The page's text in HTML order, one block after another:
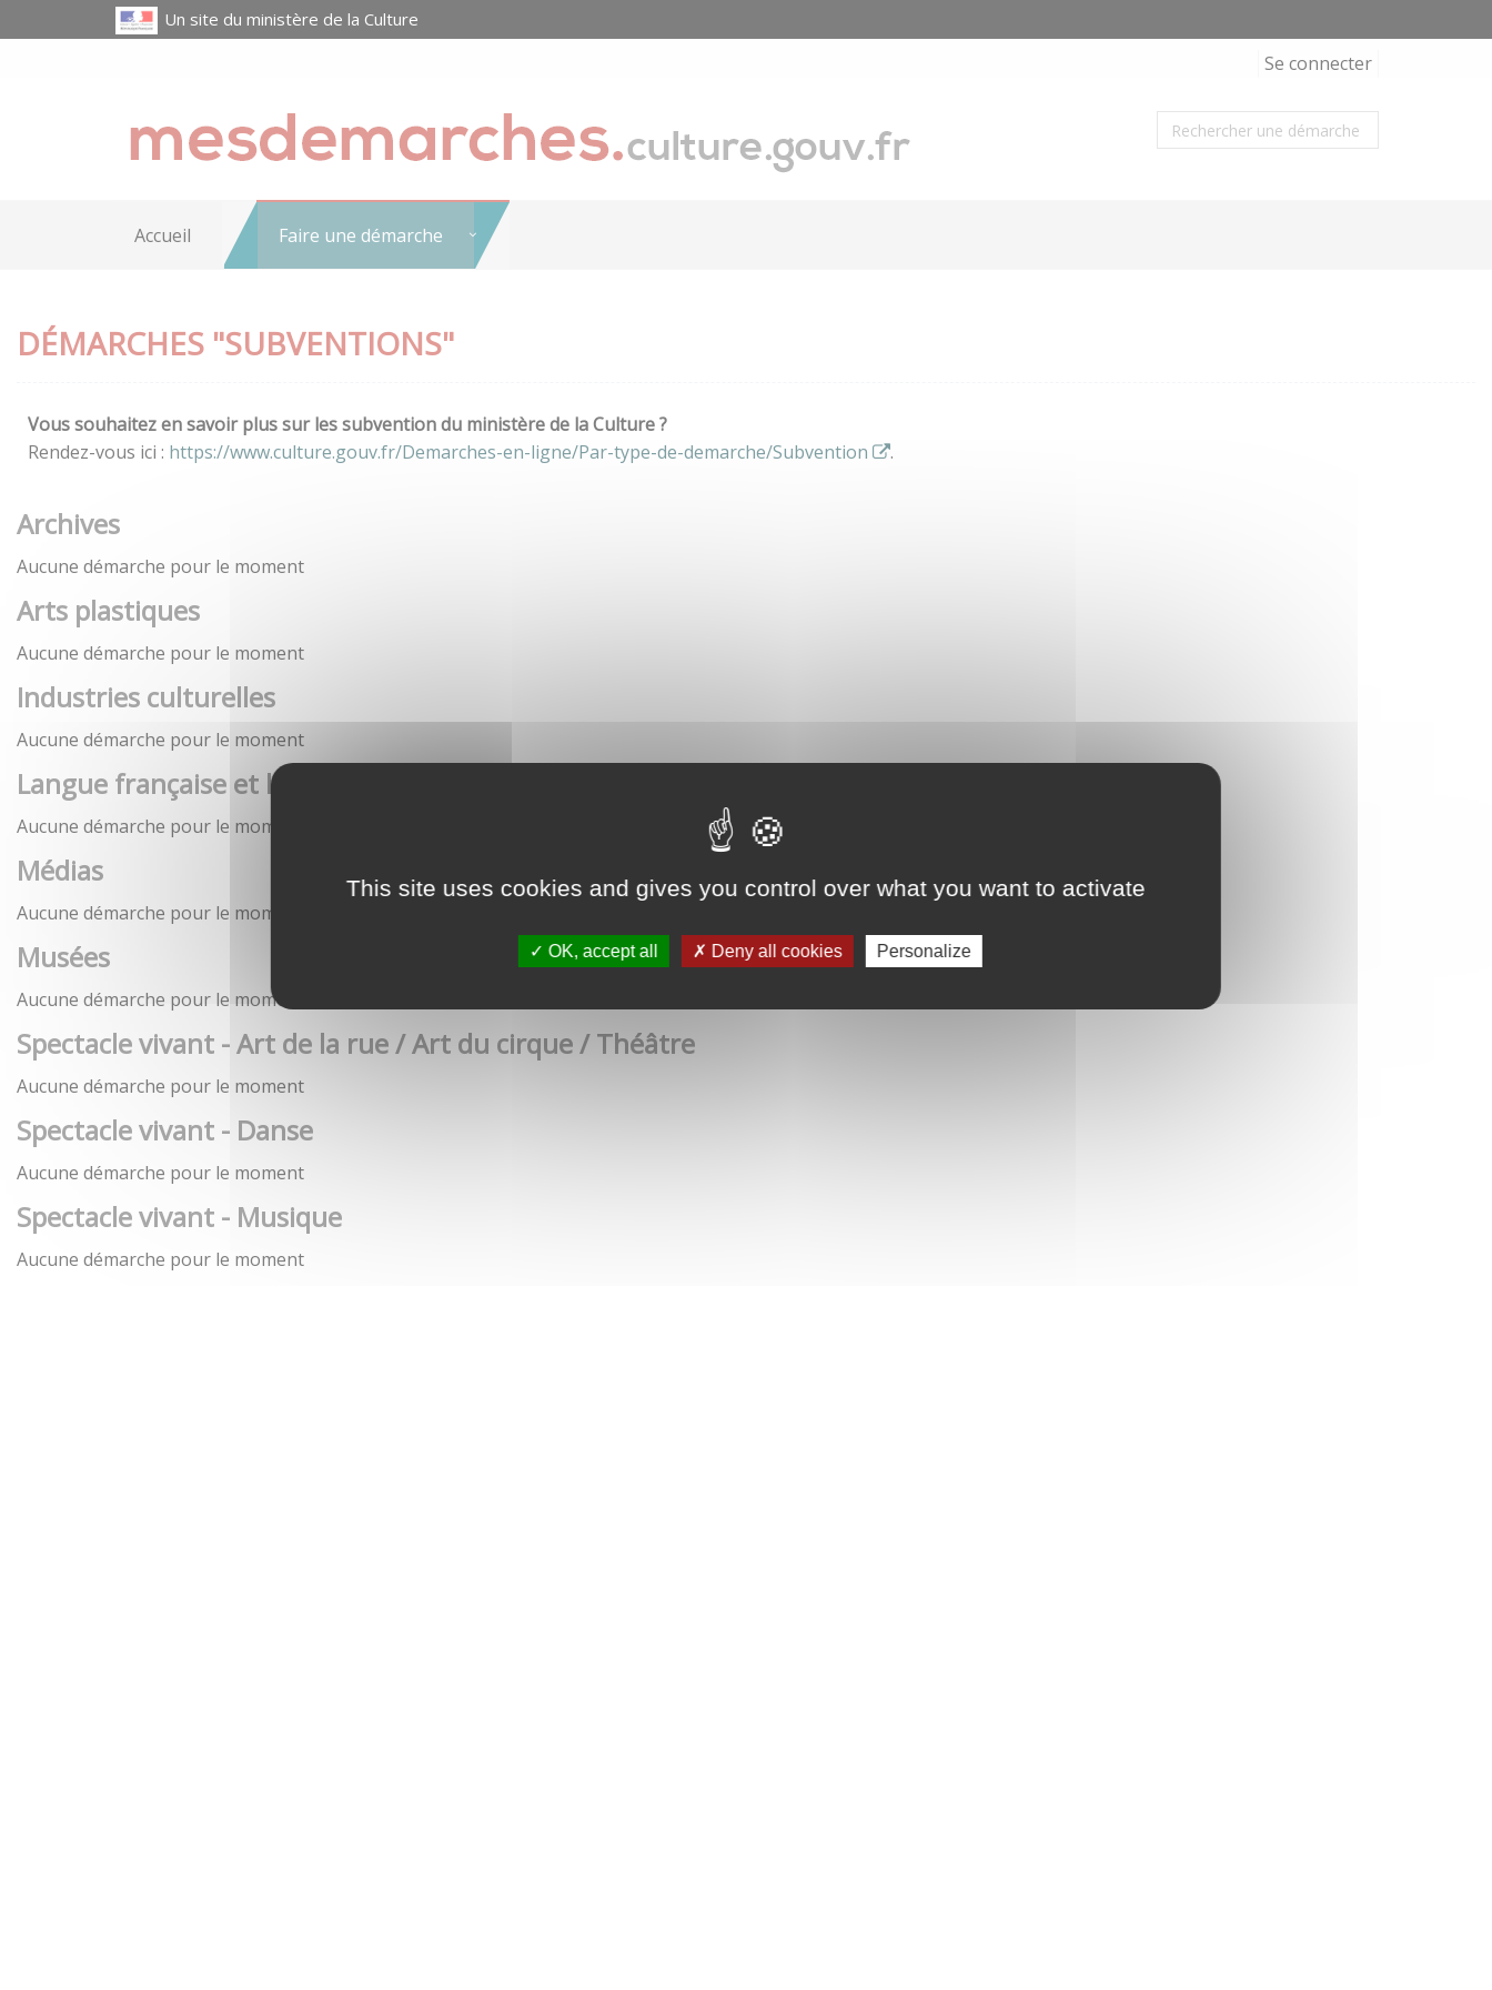
This site uses cookies and gives you control over what you want to activate
OK, accept all Deny all cookies Personalize
Un site du ministère de la Culture
Se connecter
Accueil Faire une démarche
DÉMARCHES "SUBVENTIONS"
Vous souhaitez en savoir plus sur les subvention du ministère de la Culture ?
Rendez-vous ici : https://www.culture.gouv.fr/Demarches-en-ligne/Par-type-de-demarche/Subvention .
Archives
Aucune démarche pour le moment
Arts plastiques
Aucune démarche pour le moment
Industries culturelles
Aucune démarche pour le moment
Langue française et langues de France
Aucune démarche pour le moment
Médias
Aucune démarche pour le moment
Musées
Aucune démarche pour le moment
Spectacle vivant - Art de la rue / Art du cirque / Théâtre
Aucune démarche pour le moment
Spectacle vivant - Danse
Aucune démarche pour le moment
Spectacle vivant - Musique
Aucune démarche pour le moment